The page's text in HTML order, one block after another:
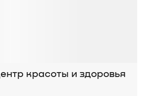
красоты и здоровья